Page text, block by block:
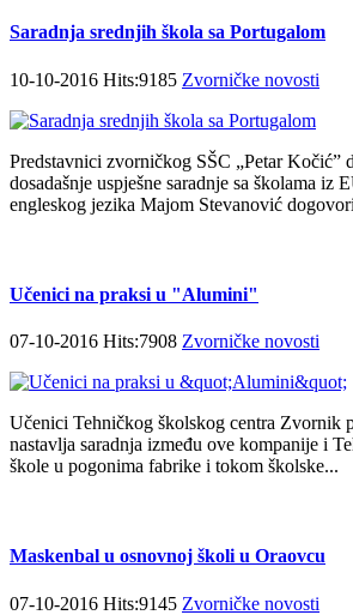
Saradnja srednjih škola sa Portugalom
10-10-2016 Hits:9185 Zvorničke novosti
Predstavnici zvorničkog SŠC „Petar Kočić”
dosadašnje uspješne saradnje sa školama
engleskog jezika Majom Stevanović
Učenici na praksi u "Alumini"
07-10-2016 Hits:7908 Zvorničke novosti
Učenici Tehničkog školskog centra Zvornik
nastavlja saradnja između ove kompanije i
škole u pogonima fabrike i tokom školske...
Maskenbal u osnovnoj školi u Oraovcu
07-10-2016 Hits:9145 Zvorničke novosti